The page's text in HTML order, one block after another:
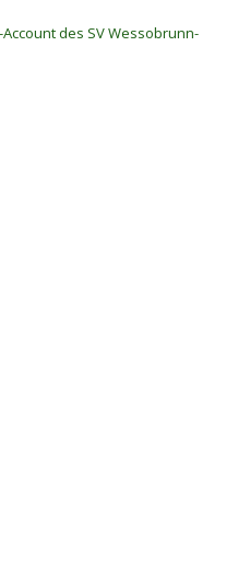
des SV Wessobrunn-